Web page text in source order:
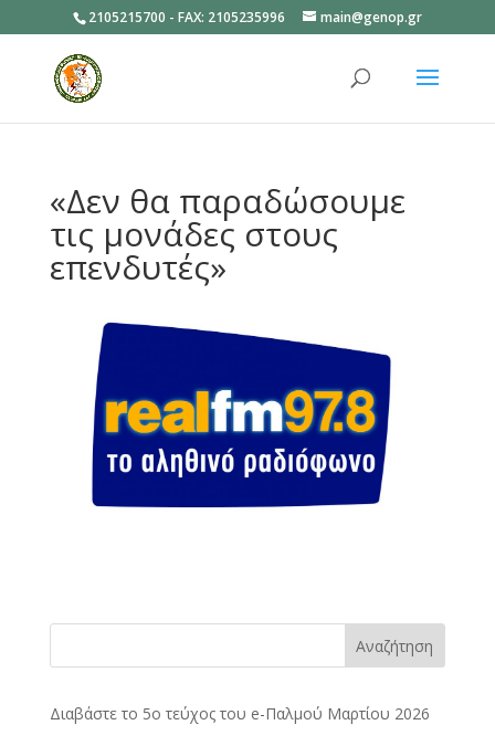
2105215700 - FAX: 2105235996 main@genop.gr
«Δεν θα παραδώσουμε
τις μονάδες στους
επενδυτές»
Αναζήτηση
Διαβάστε το 5ο τεύχος του e-Παλμού Μαρτίου 2026